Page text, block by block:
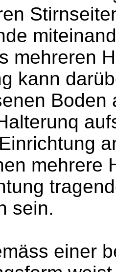
mehreren
kann
Boden
mehrere
sein.
einer